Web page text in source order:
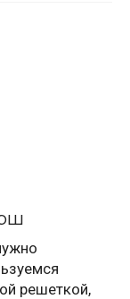
решеткой,